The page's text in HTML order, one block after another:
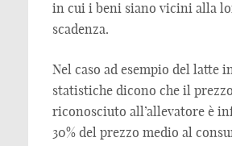
in cui i beni siano vicini alla
scadenza.
Nel caso ad esempio del latte
statistiche dicono che il prezzo
riconosciuto all’allevatore è
30% del prezzo medio al